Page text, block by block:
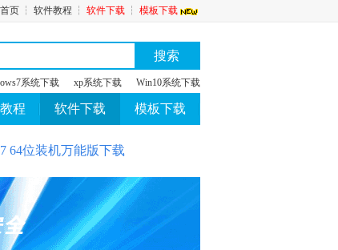
首页 ┆ 软件教程 ┆ 软件下载 ┆ 模板下载
搜索
系统下载 xp系统下载 Win10系统下载
程 软件下载 模板下载
64位装机万能版下载